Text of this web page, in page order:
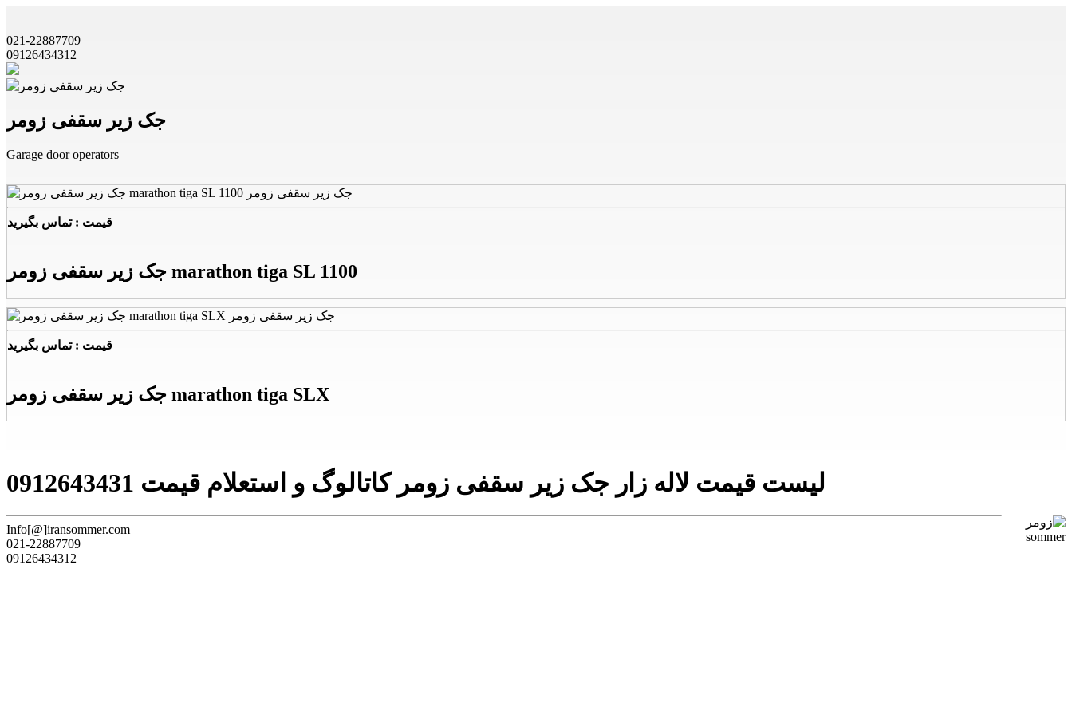
021-22887709
09126434312
جک زیر سقفی زومر
Garage door operators
قیمت : تماس بگیرید
جک زیر سقفی زومر marathon tiga SL 1100
قیمت : تماس بگیرید
جک زیر سقفی زومر marathon tiga SLX
لیست قیمت لاله زار جک زیر سقفی زومر کاتالوگ و استعلام قیمت 0912643431
Info[@]iransommer.com
021-22887709
09126434312